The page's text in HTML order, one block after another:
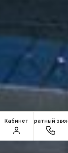
КабинетОбратный